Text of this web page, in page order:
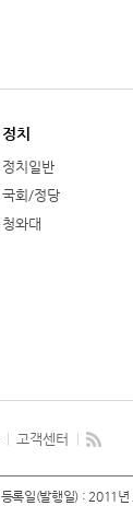
정치
정치일반
국회/정당
청와대
고객센터
등록일(발행일) : 2011년